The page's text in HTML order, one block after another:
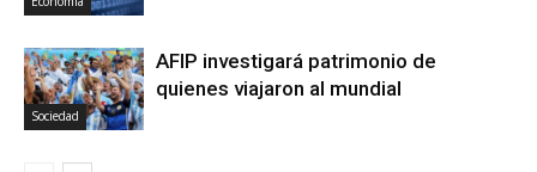
Sociedad
AFIP investigará patrimonio de
quienes viajaron al mundial